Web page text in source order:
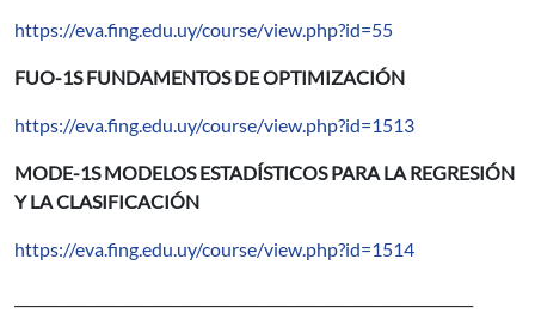
https://eva.fing.edu.uy/course/view.php?id=55
FUO-1S FUNDAMENTOS DE OPTIMIZACIÓN
https://eva.fing.edu.uy/course/view.php?id=1513
MODE-1S MODELOS ESTADÍSTICOS PARA LA REGRESIÓN
Y LA CLASIFICACIÓN
https://eva.fing.edu.uy/course/view.php?id=1514